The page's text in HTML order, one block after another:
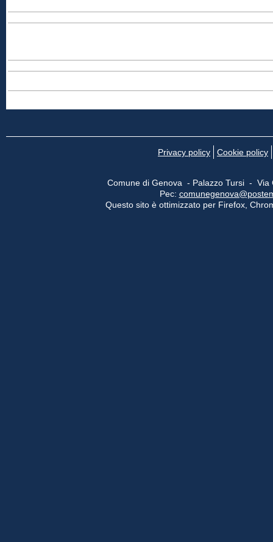
Privacy policy Cookie policy
Comune di Genova - Palazzo Tursi -
Pec:
Questo sito è ottimizzato per Firefox,